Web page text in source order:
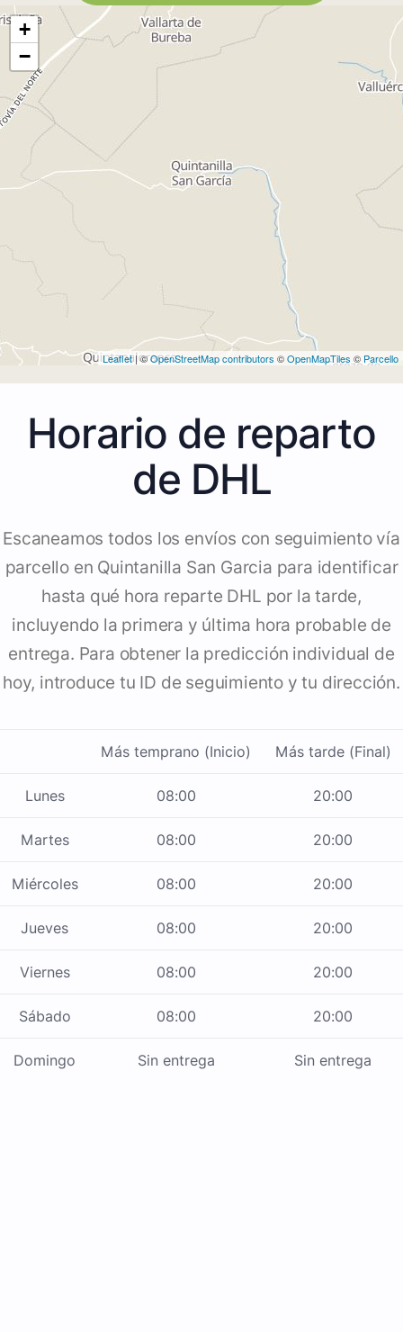
+
−
Leaflet| ©OpenStreetMap contributors ©OpenMapTiles © Parcello
Horario de reparto
de DHL
Escaneamos todos los envíos con seguimiento vía
parcello en Quintanilla San Garcia para identificar
hasta qué hora reparte DHL por la tarde,
incluyendo la primera y última hora probable de
entrega. Para obtener la predicción individual de
hoy, introduce tu ID de seguimiento y tu dirección.
Más temprano (Inicio) Más tarde (Final)
Lunes 08:00 20:00
Martes 08:00 20:00
Miércoles 08:00 20:00
Jueves 08:00 20:00
Viernes 08:00 20:00
Sábado 08:00 20:00
Domingo Sin entrega Sin entrega